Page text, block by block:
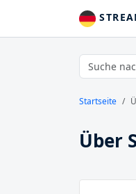
Startseite
Über